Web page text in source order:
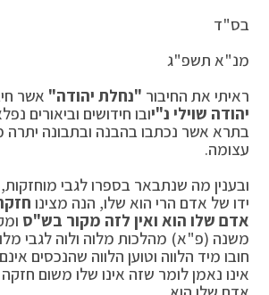
בס"ד
מנ"א תשפ"ג
ראיתי את החיבור "נחלת יהודה" אשר
יהודה שוילי נ"יובו חידושים וביאורים
בתרא אשר נכתבו בהבנה ובתבונה יתרה
עצומה.
ובענין מה שנתבאר בספרו לגבי
ידו של אדם הרי הוא שלו, הנה מצינו
אדם שלו הוא ואין לזה מקור בש"ס
משנה (פ"א) מהלכות מלוה ולוה לגבי
חובו מיד הלווה וטוען הלווה שהנכסים
אינו נאמן לומר שזה אינו שלו משום